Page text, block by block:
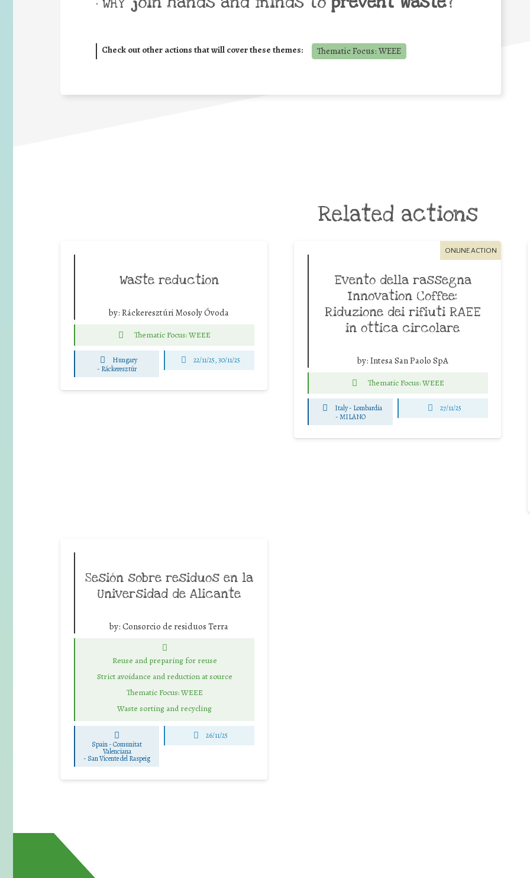
• WHY
Check out other actions that will cover these themes: Thematic Focus: WEEE
Related actions
Waste reduction
by: Ráckeresztúri Mosoly Óvoda
Thematic Focus: WEEE
Hungary
- Ráckeresztúr
22/11/25,30/11/25
ONLINE ACTION
Evento della rassegna
Innovation Coffee:
Riduzione dei rifiuti RAEE
in ottica circolare
by: Intesa San Paolo SpA
Thematic Focus: WEEE
Italy - Lombardia
-MILANO
27/11/25
Sesión sobre residuos en la
Universidad de Alicante
by: Consorcio de residuos Terra
Reuse and preparing for reuse
Strict avoidance and reduction at source
Thematic Focus: WEEE
Waste sorting and recycling
Spain - Comunitat
Valenciana
- San Vicente del Raspeig
26/11/25